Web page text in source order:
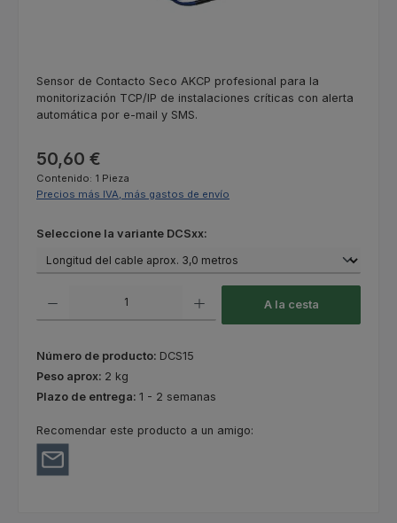
Sensor de Contacto Seco AKCP profesional para la
monitorización TCP/IP de instalaciones críticas con alerta
automática por e-mail y SMS.
Precio normal:
50,60 €
Contenido: 1 Pieza
Precios más IVA, más gastos de envío
Seleccione
Seleccione la variante DCSxx:
A la cesta
Número de producto: DCS15
Peso aprox: 2 kg
Plazo de entrega: 1 - 2 semanas
Recomendar este producto a un amigo: